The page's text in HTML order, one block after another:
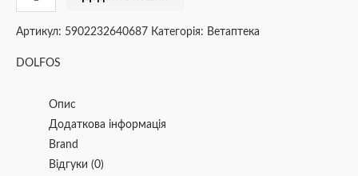
Артикул: 5902232640687 Категорія: Ветаптека
DOLFOS
Опис
Додаткова інформація
Brand
Відгуки (0)